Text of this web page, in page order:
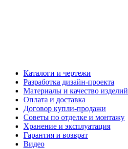
Каталоги и чертежи
Разработка дизайн-проекта
Материалы и качество изделий
Оплата и доставка
Договор купли-продажи
Советы по отделке и монтажу
Хранение и эксплуатация
Гарантия и возврат
Видео